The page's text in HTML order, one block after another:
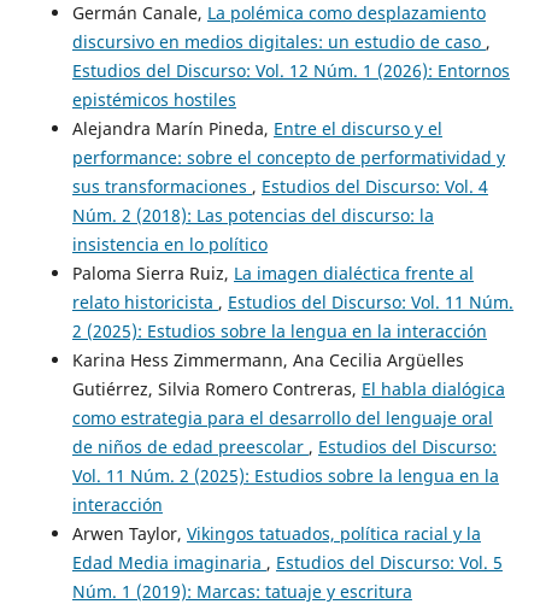
Germán Canale, La polémica como desplazamiento
discursivo en medios digitales: un estudio de caso ,
Estudios del Discurso: Vol. 12 Núm. 1 (2026): Entornos
epistémicos hostiles
Alejandra Marín Pineda, Entre el discurso y el
performance: sobre el concepto de performatividad y
sus transformaciones , Estudios del Discurso: Vol. 4
Núm. 2 (2018): Las potencias del discurso: la
insistencia en lo político
Paloma Sierra Ruiz, La imagen dialéctica frente al
relato historicista , Estudios del Discurso: Vol. 11 Núm.
2 (2025): Estudios sobre la lengua en la interacción
Karina Hess Zimmermann, Ana Cecilia Argüelles
Gutiérrez, Silvia Romero Contreras, El habla dialógica
como estrategia para el desarrollo del lenguaje oral
de niños de edad preescolar , Estudios del Discurso:
Vol. 11 Núm. 2 (2025): Estudios sobre la lengua en la
interacción
Arwen Taylor, Vikingos tatuados, política racial y la
Edad Media imaginaria , Estudios del Discurso: Vol. 5
Núm. 1 (2019): Marcas: tatuaje y escritura